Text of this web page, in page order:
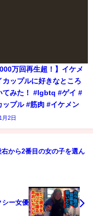
万回再生超！】イケメ
カップルに好きなところ
てみた！ #lgbtq #ゲイ #
ップル #筋肉 #イケメン
月2日
右から2番目の女の子を選ん
シー女優